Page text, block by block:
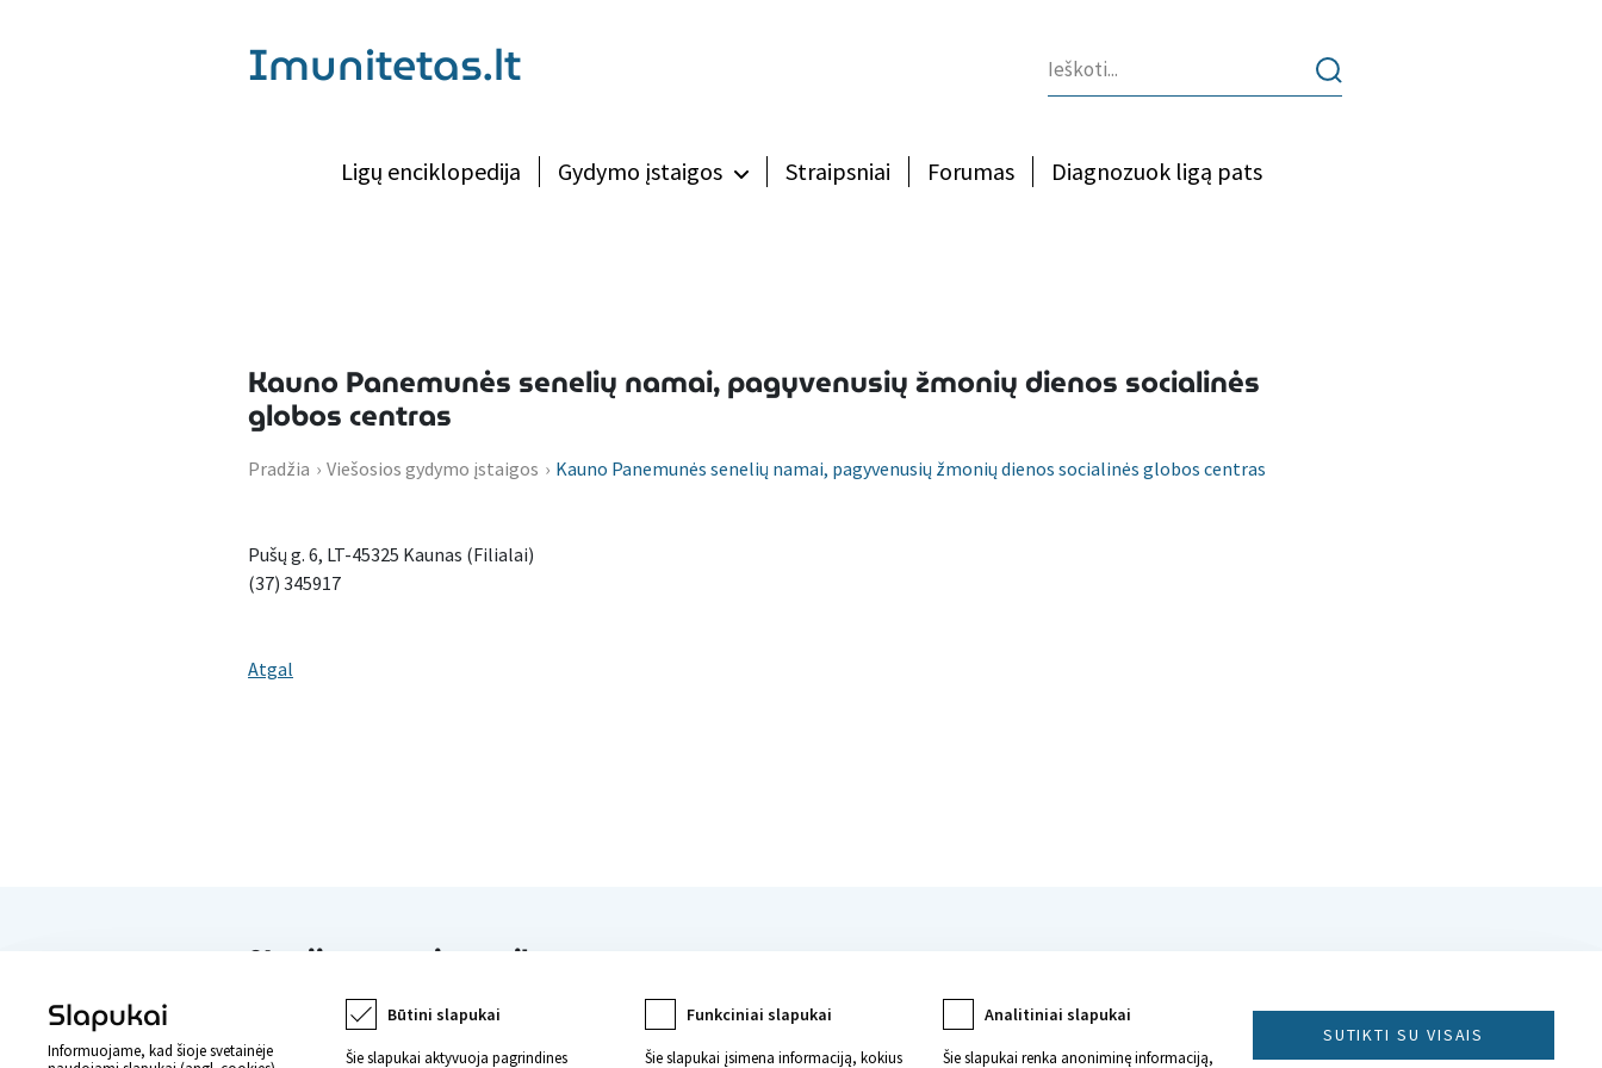
Imunitetas.lt
Ligų enciklopedija Gydymo įstaigos Straipsniai Forumas Diagnozuok ligą pats
Kauno Panemunės senelių namai, pagyvenusių žmonių dienos socialinės
globos centras
Pradžia › Viešosios gydymo įstaigos › Kauno Panemunės senelių namai, pagyvenusių žmonių dienos socialinės globos centras
Pušų g. 6, LT-45325 Kaunas (Filialai)
(37) 345917
Atgal
Naujienos apie sveikatą
Slapukai
Informuojame, kad šioje svetainėje
Būtini slapukai
Šie slapukai aktyvuoja pagrindines
Funkciniai slapukai
Šie slapukai įsimena informaciją, kokius
Analitiniai slapukai
Šie slapukai renka anoniminę informaciją,
SUTIKTI SU VISAIS